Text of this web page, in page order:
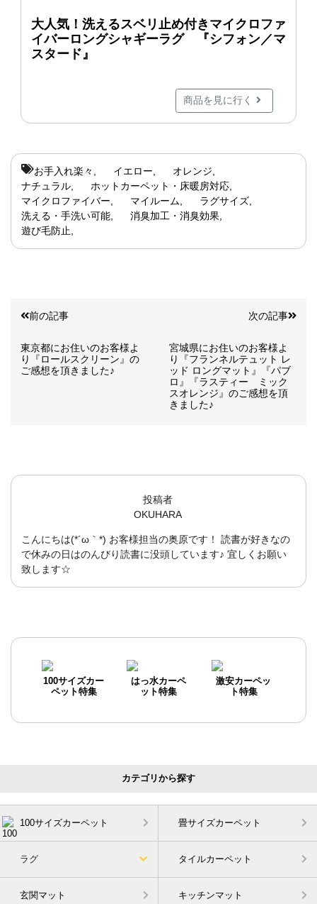
大人気！洗えるスベリ止め付きマイクロファ
イバーロングシャギーラグ 『シフォン／マ
スタード』
商品を見に行く
お手入れ楽々 イエロー
オレンジ
ナチュラル
ホットカーペット・床暖房対応
マイクロファイバー
マイルーム
ラグサイズ
洗える・手洗い可能
消臭加工・消臭効果
遊び毛防止
前の記事
東京都にお住いのお客様よ
り『ロールスクリーン』の
ご感想を頂きました♪
次の記事
宮城県にお住いのお客様よ
り『フランネルテュット レ
ッド ロングマット』『パブ
ロ』『ラスティー ミック
スオレンジ』のご感想を頂
きました♪
投稿者
OKUHARA
こんにちは(*´ω｀*) お客様担当の奥原です！ 読書が好きなの
で休みの日はのんびり読書に没頭しています♪ 宜しくお願い
致します☆
100サイズカー
ペット特集
はっ水カーペ
ット特集
激安カーペッ
ト特集
カテゴリから探す
100サイズカーペット 畳サイズカーペット
ラグ タイルカーペット
玄関マット キッチンマット